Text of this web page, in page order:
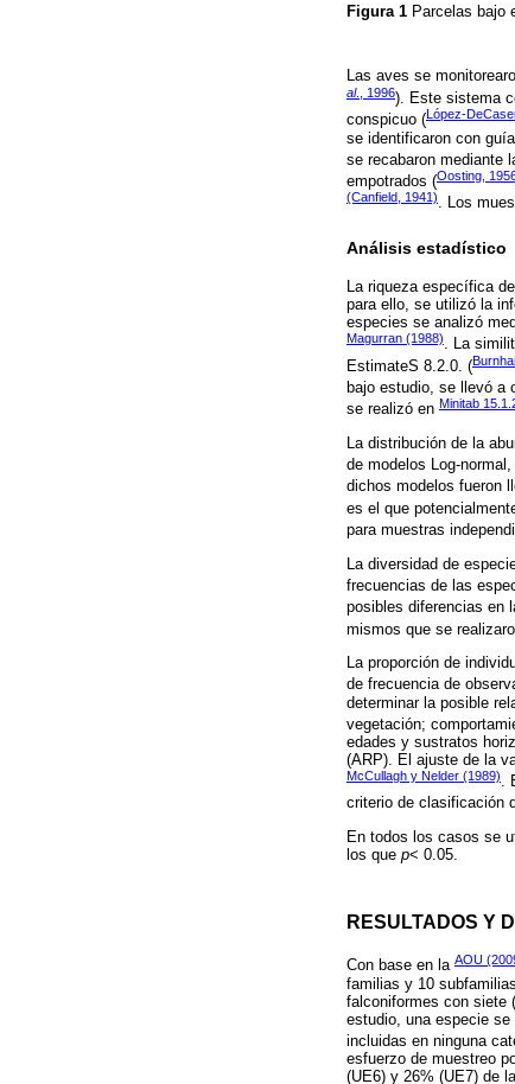
Figura 1 Parcelas bajo
Las aves se
al., 1996). Este sistema
conspicuo (López-
se identificaron con
se recabaron mediante
empotrados (Oosting,
(Canfield, 1941). Los
Análisis estadístico
La riqueza específica
para ello, se utilizó la
especies se analizó
Magurran (1988). La
EstimateS 8.2.0. (
bajo estudio, se llevó a
se realizó en Minitab
La distribución de la
de modelos Log-
dichos modelos fueron
es el que
para muestras
La diversidad de
frecuencias de las
posibles diferencias en
mismos que se
La proporción de
de frecuencia de
determinar la posible
vegetación;
edades y sustratos
(ARP). El ajuste de la
McCullagh y Nelder (1989).
criterio de clasificación
En todos los casos se
los que p< 0.05.
RESULTADOS Y
Con base en la AOU
familias y 10
falconiformes con siete
estudio, una especie
incluidas en ninguna
esfuerzo de muestreo
(UE6) y 26% (UE7) de